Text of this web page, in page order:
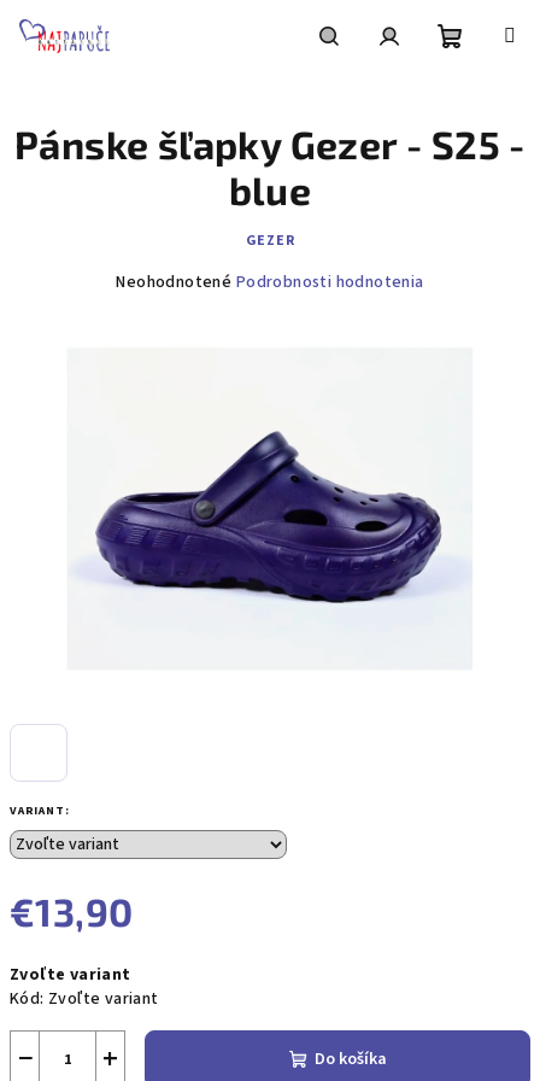
košík
VARIANT:
€13,90
cena:
Zvoľte variant
Kód: Zvoľte variant
+
− Do košíka
Pánske šľapky Gezer - S25 -
blue
GEZER
Priemerné
Neohodnotené Podrobnosti hodnotenia